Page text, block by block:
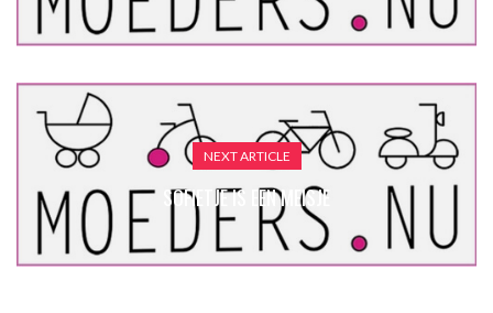
NEXT ARTICLE
SOFIETJE IS EEN MEISJE